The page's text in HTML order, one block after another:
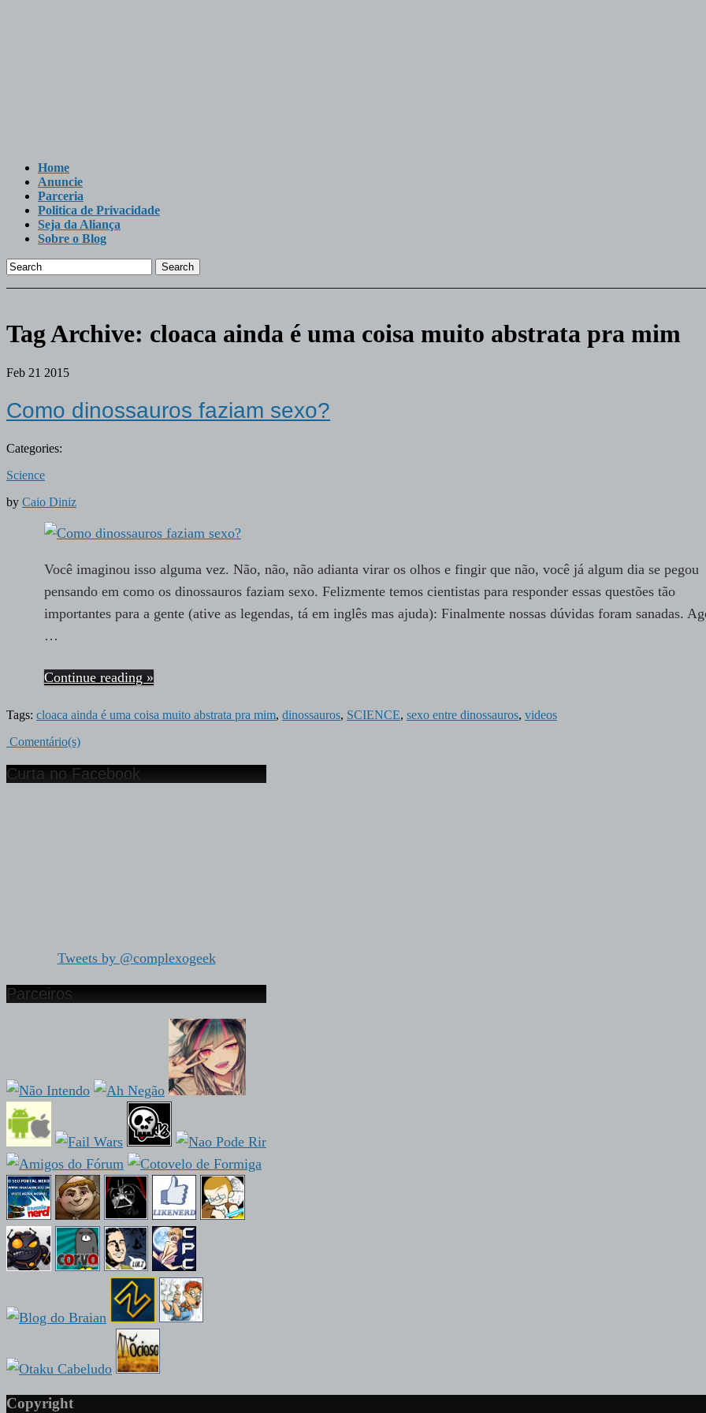
Home
Anuncie
Parceria
Politica de Privacidade
Seja da Aliança
Sobre o Blog
Search
Tag Archive: cloaca ainda é uma coisa muito abstrata pra mim
Feb 21 2015
Como dinossauros faziam sexo?
Categories:
Science
by Caio Diniz
Você imaginou isso alguma vez. Não, não, não adianta virar os olhos e fingir que não, você já algum dia se pegou
pensando em como os dinossauros faziam sexo. Felizmente temos cientistas para responder essas questões tão
importantes para a gente (ative as legendas, tá em inglês mas ajuda): Finalmente nossas dúvidas foram sanadas.
…
Continue reading »
Tags: cloaca ainda é uma coisa muito abstrata pra mim, dinossauros, SCIENCE, sexo entre dinossauros, videos
Comentário(s)
Curta no Facebook
Tweets by @complexogeek
Parceiros
Copyright